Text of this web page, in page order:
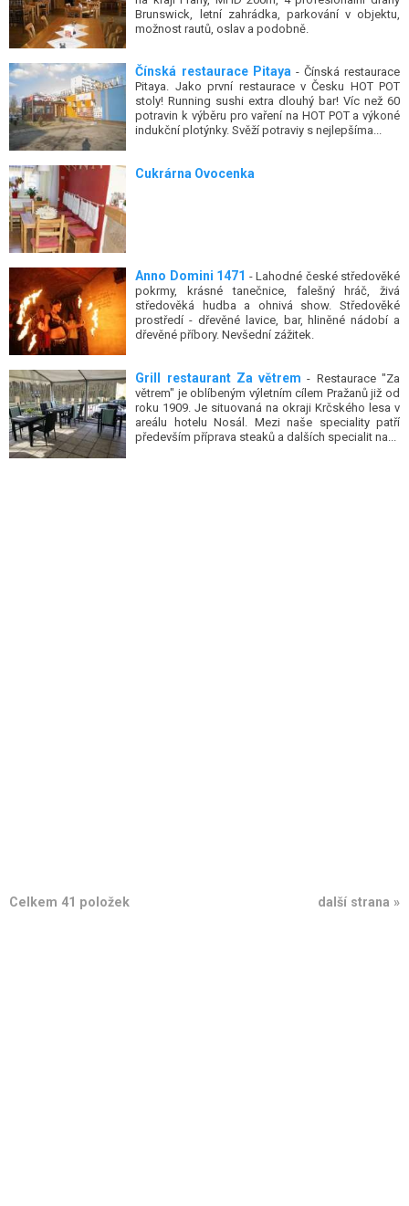
Brunswick, letní zahrádka, parkování v objektu,
možnost rautů, oslav a podobně.
Čínská restaurace Pitaya - Čínská restaurace
Pitaya. Jako první restaurace v Česku HOT POT
stoly! Running sushi extra dlouhý bar! Víc než 60
potravin k výběru pro vaření na HOT POT a výkoné
indukční plotýnky. Svěží potraviy s nejlepšíma...
Cukrárna Ovocenka
Anno Domini 1471 - Lahodné české středověké
pokrmy, krásné tanečnice, falešný hráč, živá
středověká hudba a ohnivá show. Středověké
prostředí - dřevěné lavice, bar, hliněné nádobí a
dřevěné příbory. Nevšední zážitek.
Grill restaurant Za větrem - Restaurace "Za
větrem" je oblíbeným výletním cílem Pražanů již od
roku 1909. Je situovaná na okraji Krčského lesa v
areálu hotelu Nosál. Mezi naše speciality patří
především příprava steaků a dalších specialit na...
Celkem 41 položek další strana »